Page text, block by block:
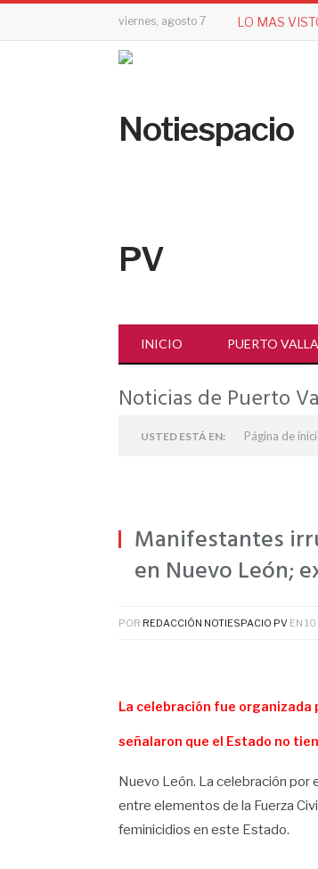
viernes, agosto 7 LO MAS
INICIO PUERTO
Noticias de Puerto
USTED ESTÁ EN: Página de
Manifestantes
en Nuevo León;
POR REDACCIÓN NOTIESPACIO PV EN 10
La celebración fue organizada
señalaron que el Estado no
Nuevo León. La celebración por
entre elementos de la Fuerza
feminicidios en este Estado.